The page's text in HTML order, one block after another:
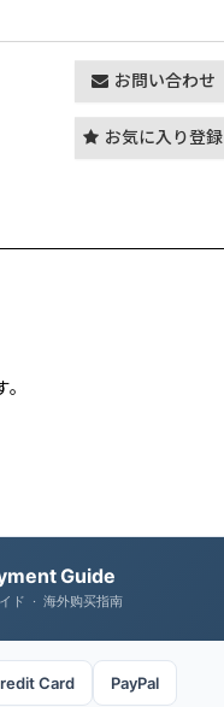
お問い合わせ
お気に入り登録
Guide
ド · 海外购买指南
Card PayPal